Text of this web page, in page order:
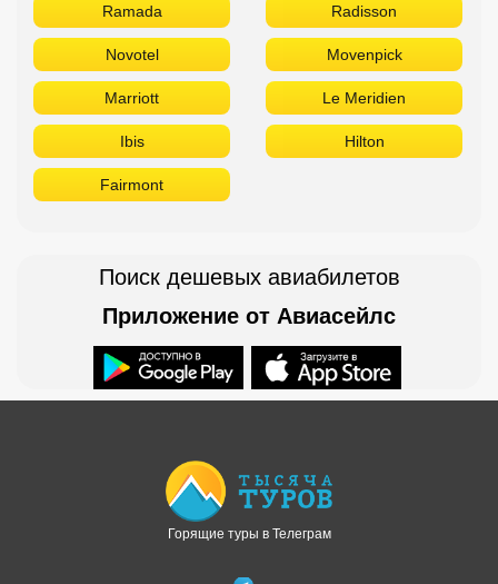
Ramada Radisson
Novotel Movenpick
Marriott Le Meridien
Ibis Hilton
Fairmont
Поиск дешевых авиабилетов
Приложение от Авиасейлс
Горящие туры в Телеграм